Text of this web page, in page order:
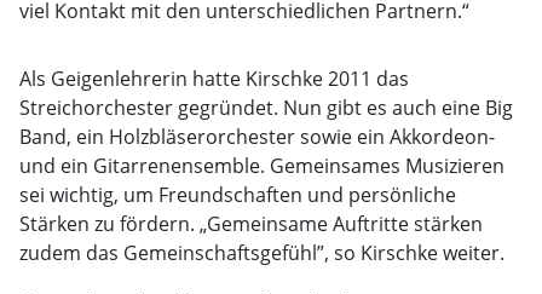
viel Kontakt mit den unterschiedlichen Partnern.“
Als Geigenlehrerin hatte Kirschke 2011 das
Streichorchester gegründet. Nun gibt es auch eine Big
Band, ein Holzbläserorchester sowie ein Akkordeon-
und ein Gitarrenensemble. Gemeinsames Musizieren
sei wichtig, um Freundschaften und persönliche
Stärken zu fördern. „Gemeinsame Auftritte stärken
zudem das Gemeinschaftsgefühl”, so Kirschke weiter.